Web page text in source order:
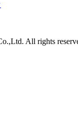
All rights